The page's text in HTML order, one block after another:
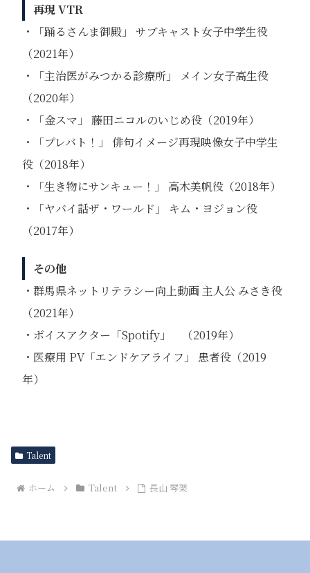
再現 VTR
・「踊るさんま御殿」 サブキャスト⼥⼦中学⽣役
（2021年）
・「主治医がみつかる診療所」 メイン⼥⼦⾼⽣役
（2020年）
・「⾦スマ」 藤⽥ニコルのいじめ役（2019年）
・「プレバト！」 俳句イメージ再現映像⼥⼦中学⽣
役（2018年）
・「⽣き物にサンキュー！」 ⾼⽊美帆役（2018年）
・「ヤバイ話ザ・ワールド」 キム・ヨジョン役
（2017年）
その他
・群⾺県ネットリテラシー向上動画 主⼈公 みさき役
（2021年）
・ボイスアクター「Spotify」 （2019年）
・医療⽤ PV「エンドケアライフ」 患者役（2019
年）
Talent
ホーム Talent 長山 琴架